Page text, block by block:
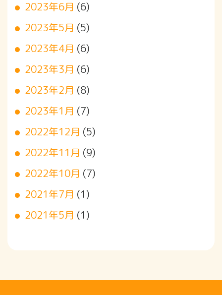
2023年6月 (6)
2023年5月 (5)
2023年4月 (6)
2023年3月 (6)
2023年2月 (8)
2023年1月 (7)
2022年12月 (5)
2022年11月 (9)
2022年10月 (7)
2021年7月 (1)
2021年5月 (1)